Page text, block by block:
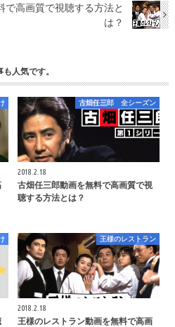
で高画質で視聴する方法と
は？
人気です。
古畑任三郎 全シーズン
2018.2.18
古畑任三郎動画を無料で高画質で視
聴する方法とは？
王様のレストラン
2018.2.18
王様のレストラン動画を無料で高画